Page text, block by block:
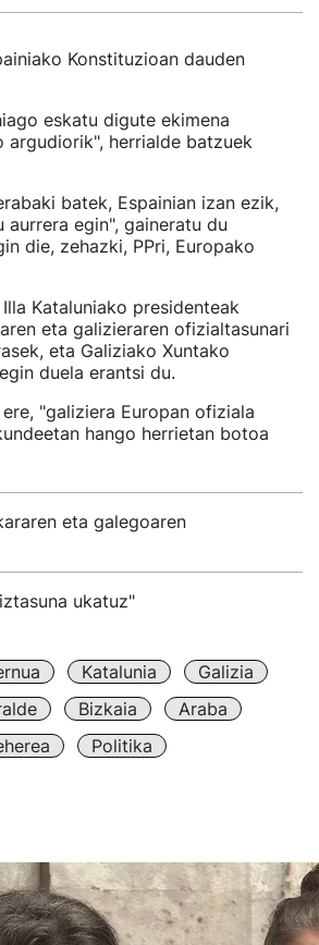
Konstituzioan dauden
eskatu digute ekimena
herrialde batzuek
batek, Espainian izan ezik,
egin", gaineratu du
die, zehazki, PPri, Europako
Kataluniako presidenteak
eta galizieraren ofizialtasunari
eta Galiziako Xuntako
duela erantsi du.
"galiziera Europan ofiziala
hango herrietan botoa
eta galegoaren
ukatuz"
Katalunia
Galizia
Bizkaia
Araba
Politika